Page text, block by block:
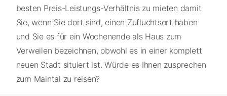
besten Preis-Leistungs-Verhältnis zu mieten damit
Sie, wenn Sie dort sind, einen Zufluchtsort haben
und Sie es für ein Wochenende als Haus zum
Verweilen bezeichnen, obwohl es in einer komplett
neuen Stadt situiert ist. Würde es Ihnen zusprechen
zum Maintal zu reisen?